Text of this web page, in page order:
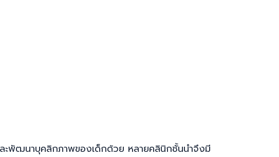
ะพัฒนาบุคลิกภาพของเด็กด้วย หลายคลินิกชั้นนำจึงมี